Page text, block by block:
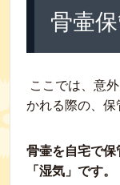
骨壷
ここでは、意
かれる際の、保
骨壷を自宅で保
「湿気」です。